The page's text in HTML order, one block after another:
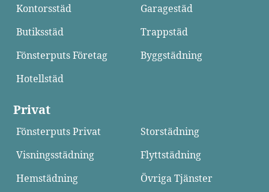
Kontorsstäd
Garagestäd
Butiksstäd
Trappstäd
Fönsterputs Företag
Byggstädning
Hotellstäd
Privat
Fönsterputs Privat
Storstädning
Visningsstädning
Flyttstädning
Hemstädning
Övriga Tjänster